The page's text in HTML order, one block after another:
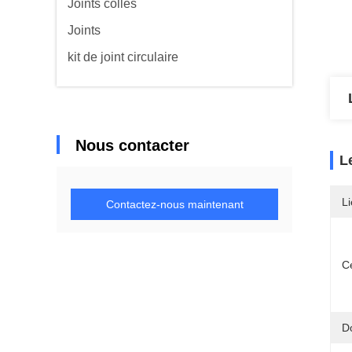
Joints collés
Joints
kit de joint circulaire
Nous contacter
Contactez-nous maintenant